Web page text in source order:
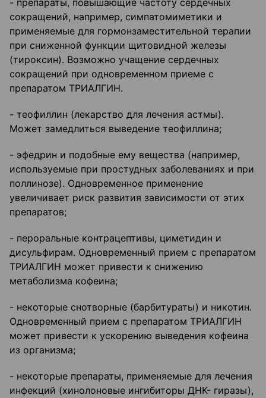
- препараты, повышающие частоту сердечных
сокращений, например, симпатомиметики и
применяемые для гормонзаместительной терапии
при сниженной функции щитовидной железы
(тироксин). Возможно учащение сердечных
сокращений при одновременном приеме с
препаратом ТРИАЛГИН.
- теофиллин (лекарство для лечения астмы).
Может замедлиться выведение теофиллина;
- эфедрин и подобные ему вещества (например,
используемые при простудных заболеваниях и при
поллинозе). Одновременное применение
увеличивает риск развития зависимости от этих
препаратов;
- пероральные контрацептивы, циметидин и
дисульфирам. Одновременный прием с препаратом
ТРИАЛГИН может привести к снижению
метаболизма кофеина;
- некоторые снотворные (барбитураты) и никотин.
Одновременный прием с препаратом ТРИАЛГИН
может привести к ускорению выведения кофеина
из организма;
- некоторые препараты, применяемые для лечения
инфекций (хинолоновые ингибиторы ДНК- гиразы),